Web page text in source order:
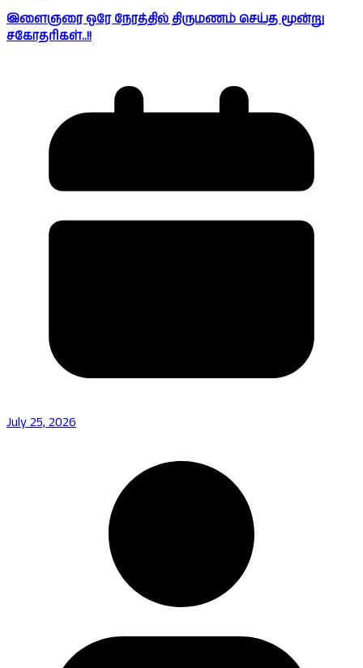
இளைஞரை ஒரே நேரத்தில் திருமணம் செய்த மூன்று
சகோதரிகள்..!!
July 25, 2026